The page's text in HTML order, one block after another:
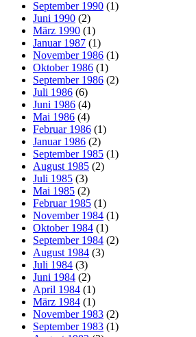
September 1990 (1)
Juni 1990 (2)
März 1990 (1)
Januar 1987 (1)
November 1986 (1)
Oktober 1986 (1)
September 1986 (2)
Juli 1986 (6)
Juni 1986 (4)
Mai 1986 (4)
Februar 1986 (1)
Januar 1986 (2)
September 1985 (1)
August 1985 (2)
Juli 1985 (3)
Mai 1985 (2)
Februar 1985 (1)
November 1984 (1)
Oktober 1984 (1)
September 1984 (2)
August 1984 (3)
Juli 1984 (3)
Juni 1984 (2)
April 1984 (1)
März 1984 (1)
November 1983 (2)
September 1983 (1)